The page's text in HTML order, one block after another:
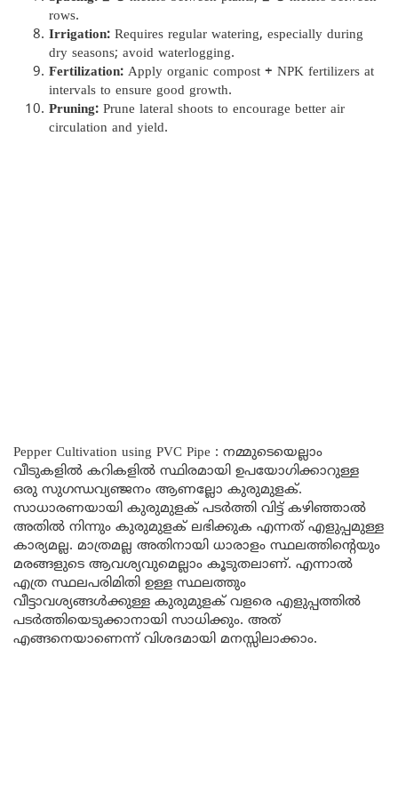
rows.
Irrigation: Requires regular watering, especially during
dry seasons; avoid waterlogging.
Fertilization: Apply organic compost + NPK fertilizers at
intervals to ensure good growth.
Pruning: Prune lateral shoots to encourage better air
circulation and yield.
Pepper Cultivation using PVC Pipe : നമ്മുടെയെല്ലാം
വീടുകളിൽ കറികളിൽ സ്ഥിരമായി ഉപയോഗിക്കാറുള്ള
ഒരു സുഗന്ധവ്യഞ്ജനം ആണല്ലോ കുരുമുളക്.
സാധാരണയായി കുരുമുളക് പടർത്തി വിട്ട് കഴിഞ്ഞാൽ
അതിൽ നിന്നും കുരുമുളക് ലഭിക്കുക എന്നത് എളുപ്പമുള്ള
കാര്യമല്ല. മാത്രമല്ല അതിനായി ധാരാളം സ്ഥലത്തിന്റെയും
മരങ്ങളുടെ ആവശ്യവുമെല്ലാം കൂടുതലാണ്. എന്നാൽ
എത്ര സ്ഥലപരിമിതി ഉള്ള സ്ഥലത്തും
വീട്ടാവശ്യങ്ങൾക്കുള്ള കുരുമുളക് വളരെ എളുപ്പത്തിൽ
പടർത്തിയെടുക്കാനായി സാധിക്കും. അത്
എങ്ങനെയാണെന്ന് വിശദമായി മനസ്സിലാക്കാം.